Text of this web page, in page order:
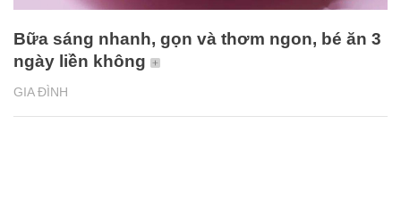
GIA ĐÌNH
Bữa sáng nhanh, gọn và thơm ngon, bé ăn 3
ngày liền không